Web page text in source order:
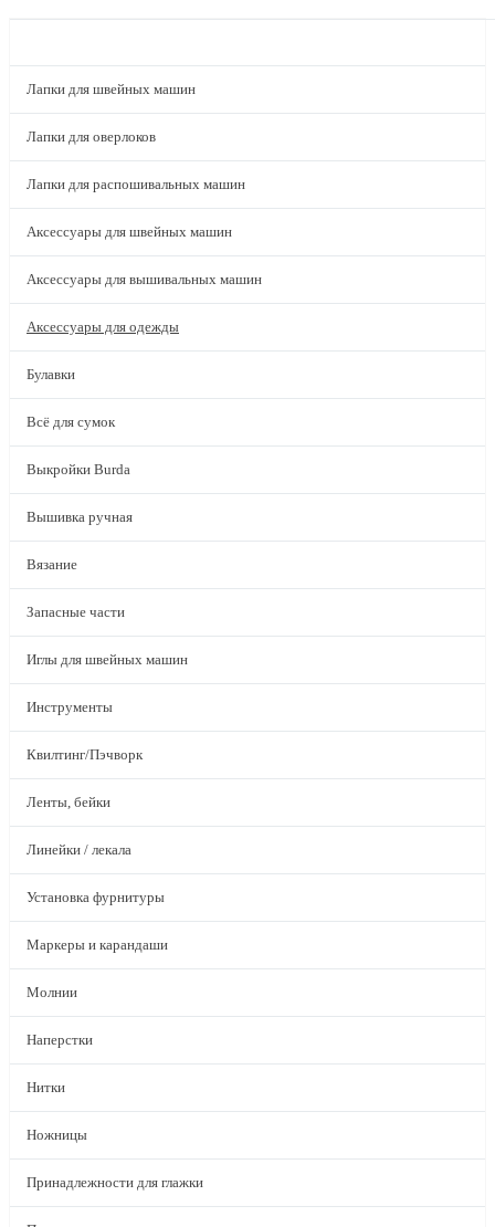
Лапки для швейных машин
Лапки для оверлоков
Лапки для распошивальных машин
Аксессуары для швейных машин
Аксессуары для вышивальных машин
Аксессуары для одежды
Булавки
Всё для сумок
Выкройки Burda
Вышивка ручная
Вязание
Запасные части
Иглы для швейных машин
Инструменты
Квилтинг/Пэчворк
Ленты, бейки
Линейки / лекала
Установка фурнитуры
Маркеры и карандаши
Молнии
Наперстки
Нитки
Ножницы
Принадлежности для глажки